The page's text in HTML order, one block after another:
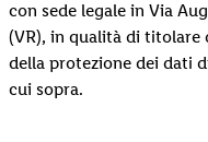
con sede legale in Via
(VR), in qualità di titolare
della protezione dei dati
cui sopra.